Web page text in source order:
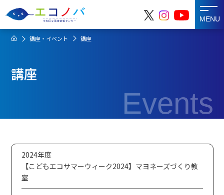
MENU
講座・イベント 講座
講座
Events
2024年度
【こどもエコサマーウィーク2024】マヨネーズづくり教
室